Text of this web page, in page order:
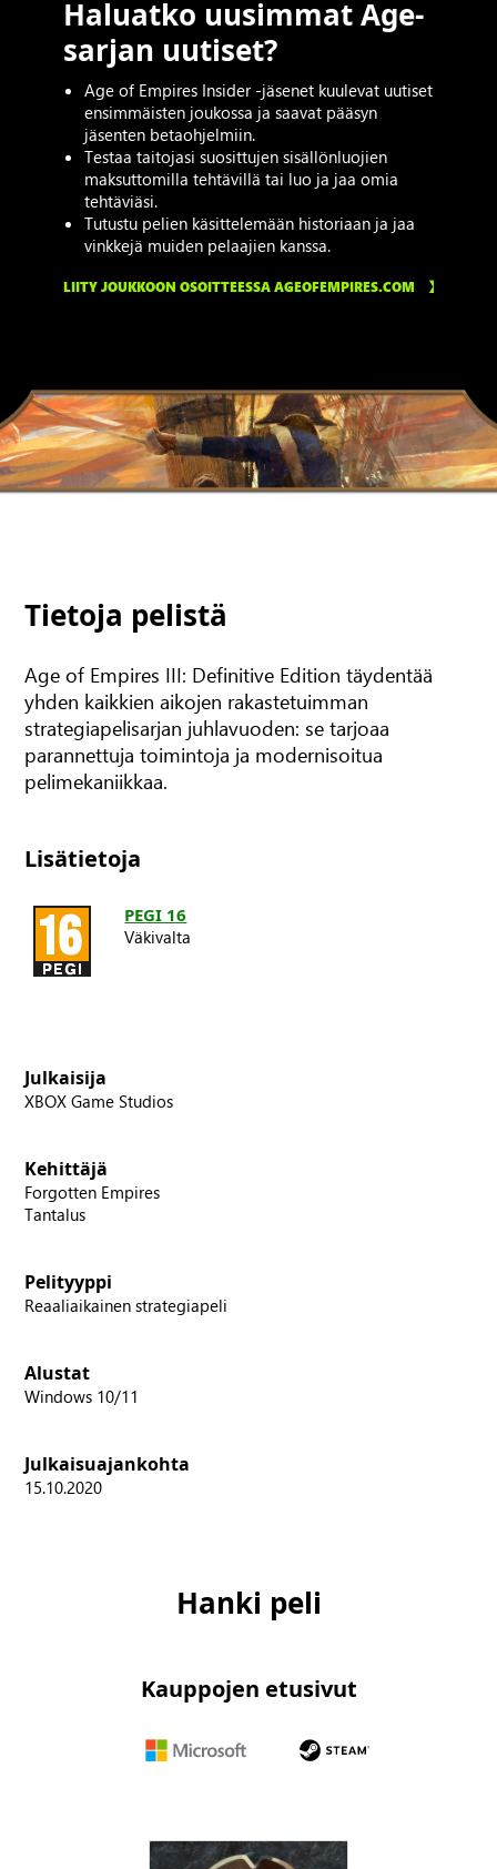
Haluatko uusimmat Age-
sarjan uutiset?
Age of Empires Insider -jäsenet kuulevat uutiset
ensimmäisten joukossa ja saavat pääsyn
jäsenten betaohjelmiin.
Testaa taitojasi suosittujen sisällönluojien
maksuttomilla tehtävillä tai luo ja jaa omia
tehtäviäsi.
Tutustu pelien käsittelemään historiaan ja jaa
vinkkejä muiden pelaajien kanssa.
LIITY JOUKKOON OSOITTEESSA AGEOFEMPIRES.COM
Tietoja pelistä
Age of Empires III: Definitive Edition täydentää
yhden kaikkien aikojen rakastetuimman
strategiapelisarjan juhlavuoden: se tarjoaa
parannettuja toimintoja ja modernisoitua
pelimekaniikkaa.
Lisätietoja
PEGI 16
Väkivalta
Julkaisija
XBOX Game Studios
Kehittäjä
Forgotten Empires
Tantalus
Pelityyppi
Reaaliaikainen strategiapeli
Alustat
Windows 10/11
Julkaisuajankohta
15.10.2020
Hanki peli
Kauppojen etusivut